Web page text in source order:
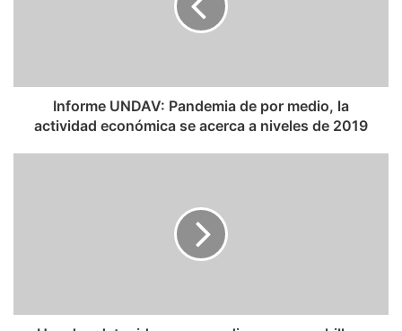
Informe UNDAV: Pandemia de por medio, la
actividad económica se acerca a niveles de 2019